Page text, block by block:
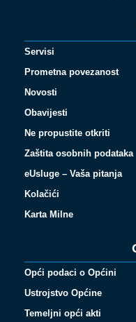
Servisi
Prometna povezanost
Novosti
Obavijesti
Ne propustite otkriti
Zaštita osobnih podataka
eUsluge – Vaša pitanja
Kolačići
Karta Milne
Opći podaci o Općini
Ustrojstvo Općine
Temeljni opći akti